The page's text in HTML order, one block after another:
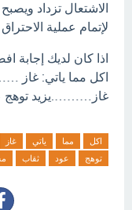
الاشتعال تزداد
لإتمام عملية
اذا كان لديك إجابة
اكل مما ياتي: غاز
غاز……….يزيد توهج
اكل مما ياتي غاز
توهج
عود ثقاب